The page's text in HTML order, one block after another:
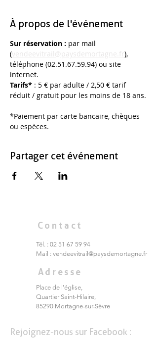
À propos de l'événement
Sur réservation : par mail
(vendeevitrail@paysdemortagne.fr),
téléphone (02.51.67.59.94) ou site
internet.
Tarifs* : 5 € par adulte / 2,50 € tarif
réduit / gratuit pour les moins de 18 ans.
*Paiement par carte bancaire, chèques
ou espèces.
Partager cet événement
Contact
Tél. : 02 51 67 59 94
Mail : vendeevitrail@paysdemortagne.fr
Adresse
Place de l'église,
Quartier Saint-Hilaire,
85290 Mortagne-sur-Sèvre
Rejoignez-nous sur Facebook :